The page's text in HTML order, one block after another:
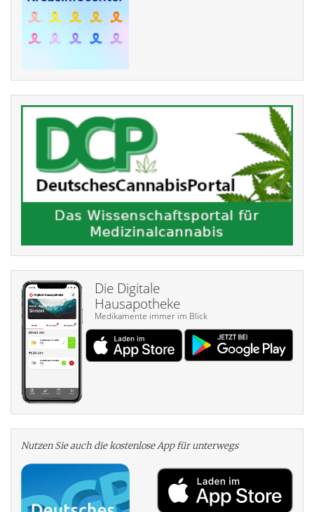
Die Digitale
Hausapotheke
Medikamente immer im Blick
Nutzen Sie auch die kosten­lose App für unterwegs